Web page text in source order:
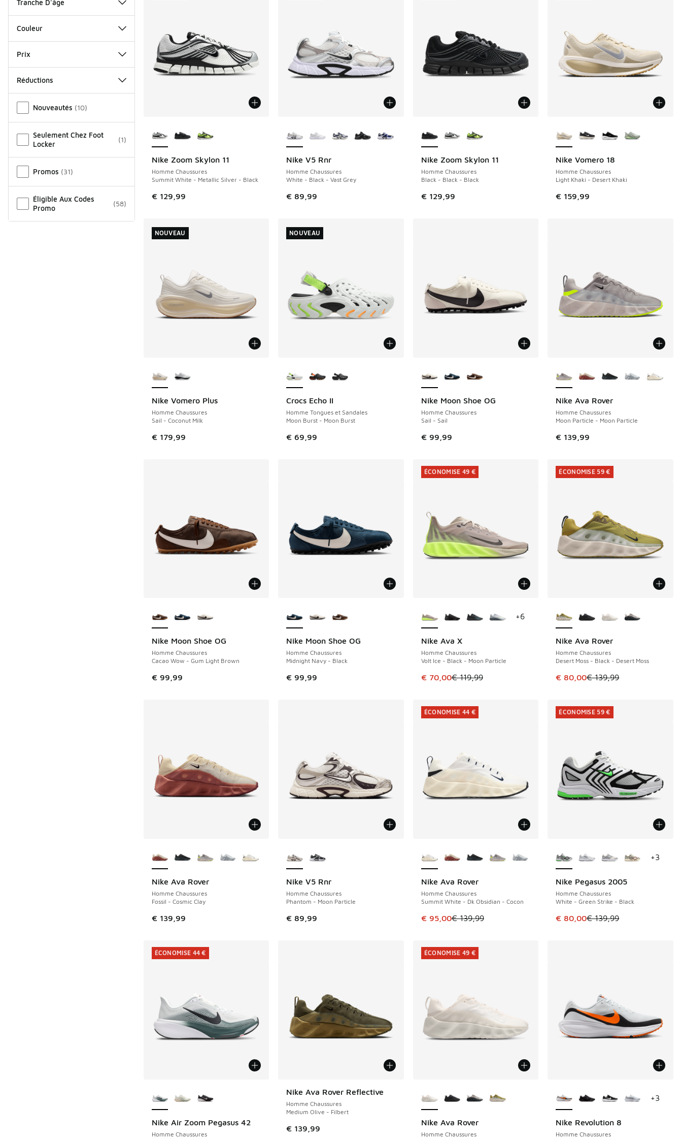
Tranche D'âge
Couleur
Prix
Réductions
Nouveautés (10)
Seulement Chez Foot
Locker
(1)
Promos (31)
Éligible Aux Codes
Promo
(58)
Nike Zoom Skylon 11
Homme Chaussures
Summit White - Metallic Silver - Black
€ 129,99
NOUVEAU Nike V5 Rnr
Homme Chaussures
White - Black - Vast Grey
€ 89,99
NOUVEAU Nike Zoom Skylon 11
Homme Chaussures
Black - Black - Black
€ 129,99
NOUVEAU Nike Vomero 18
Homme Chaussures
Light Khaki - Desert Khaki
€ 159,99
NOUVEAU
Nike Vomero Plus
Homme Chaussures
Sail - Coconut Milk
€ 179,99
NOUVEAU
NOUVEAU
Crocs Echo II
Homme Tongues et Sandales
Moon Burst - Moon Burst
€ 69,99
NOUVEAU
NOUVEAU
Nike Moon Shoe OG
Homme Chaussures
Sail - Sail
€ 99,99
Nike Ava Rover
Homme Chaussures
Moon Particle - Moon Particle
€ 139,99
Nike Moon Shoe OG
Homme Chaussures
Cacao Wow - Gum Light Brown
€ 99,99
Nike Moon Shoe OG
Homme Chaussures
Midnight Navy - Black
€ 99,99
Nike Ava X
Homme Chaussures
Volt Ice - Black - Moon Particle
Cet article est en promotion. Prix en baisse de € 119,99 à € 70,00
€ 70,00€ 119,99
ÉCONOMISE 49 €
+6
ÉCONOMISE 49 €
Nike Ava Rover
Homme Chaussures
Desert Moss - Black - Desert Moss
Cet article est en promotion.
€ 80,00€ 139,99
ÉCONOMISE 59 €
ÉCONOMISE 59 €
Nike Ava Rover
Homme Chaussures
Fossil - Cosmic Clay
€ 139,99
Nike V5 Rnr
Homme Chaussures
Phantom - Moon Particle
€ 89,99
Nike Ava Rover
Homme Chaussures
Summit White - Dk Obsidian - Cocon
Cet article est en promotion. Prix en baisse de € 139,99 à € 95,00
€ 95,00€ 139,99
ÉCONOMISE 44 €
ÉCONOMISE 44 €
Nike Pegasus 2005
Homme Chaussures
White - Green Strike - Black
Cet article est en promotion.
€ 80,00€ 139,99
ÉCONOMISE 59 €
+3
ÉCONOMISE 59 €
Nike Air Zoom Pegasus 42
Homme Chaussures
ÉCONOMISE 44 €
ÉCONOMISE 44 €
Nike Ava Rover Reflective
Homme Chaussures
Medium Olive - Filbert
€ 139,99
Nike Ava Rover
Homme Chaussures
ÉCONOMISE 49 €
ÉCONOMISE 49 €
Nike Revolution 8
Homme Chaussures
+3